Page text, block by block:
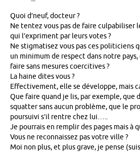
Quoi d’neuf, docteur ?
Ne tentez vous pas de faire culpabiliser
qui l’expriment par leurs votes ?
Ne stigmatisez vous pas ces politiciens
un minimum de respect dans notre pays,
faire sans mesures coercitives ?
La haine dites vous ?
Effectivement, elle se développe, mais
Que faire quand je lis, par exemple, que
squatter sans aucun problème, que le
poursuivi s’il rentre chez lui…..
Je pourrais en remplir des pages mais à
Vous ne reconnaissez pas votre ville ?
Moi non plus, et plus grave, je pense